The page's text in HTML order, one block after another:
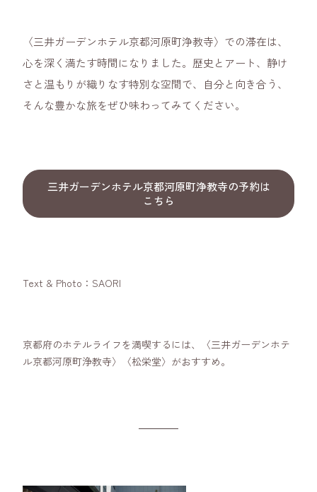
〈三井ガーデンホテル京都河原町浄教寺〉での滞在は、
心を深く満たす時間になりました。歴史とアート、静け
さと温もりが織りなす特別な空間で、自分と向き合う、
そんな豊かな旅をぜひ味わってみてください。
三井ガーデンホテル京都河原町浄教寺の予約は
こちら
Text & Photo：SAORI
京都府のホテルライフを満喫するには、〈三井ガーデンホテ
ル京都河原町浄教寺〉〈松栄堂〉がおすすめ。